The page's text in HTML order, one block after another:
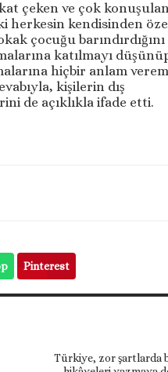
çeken ve çok
herkesin kendisinden
çocuğu barındırdığını
katılmayı
hiçbir anlam
kişilerin dış
de açıklıkla ifade etti.
Pinterest
Türkiye, zor şartlarda